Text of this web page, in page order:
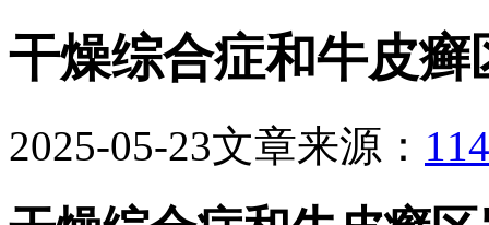
干燥综合症和牛皮癣
2025-05-23文章来源：